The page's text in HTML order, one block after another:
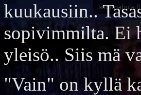
kuukausiin..
sopivimmilta. Ei
yleisö.. Siis mä
"Vain" on kyllä